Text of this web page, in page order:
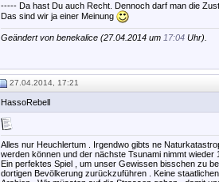
----- Da hast Du auch Recht. Dennoch darf man die
Das sind wir ja einer Meinung
Geändert von benekalice (27.04.2014 um 17:04 Uhr).
27.04.2014, 17:21
HassoRebell
Alles nur Heuchlertum . Irgendwo gibts ne
werden können und der nächste Tsunami nimmt
Ein perfektes Spiel , um unser Gewissen bisschen zu
dortigen Bevölkerung zurückzuführen . Keine